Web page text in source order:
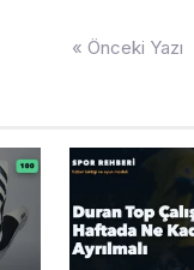
« Önceki Yazı